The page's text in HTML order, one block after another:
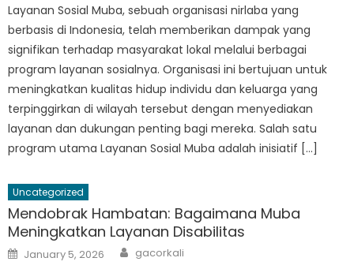
Layanan Sosial Muba, sebuah organisasi nirlaba yang
berbasis di Indonesia, telah memberikan dampak yang
signifikan terhadap masyarakat lokal melalui berbagai
program layanan sosialnya. Organisasi ini bertujuan untuk
meningkatkan kualitas hidup individu dan keluarga yang
terpinggirkan di wilayah tersebut dengan menyediakan
layanan dan dukungan penting bagi mereka. Salah satu
program utama Layanan Sosial Muba adalah inisiatif […]
Uncategorized
Mendobrak Hambatan: Bagaimana Muba
Meningkatkan Layanan Disabilitas
Posted
on
January 5, 2026 Author
gacorkali